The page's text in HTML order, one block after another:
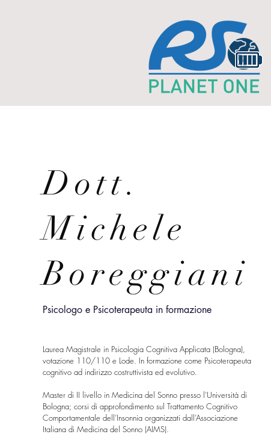
Dott.
Michele
Boreggiani
Psicologo e Psicoterapeuta in formazione
Laurea Magistrale in Psicologia Cognitiva Applicata (Bologna),
votazione 110/110 e Lode. In formazione come Psicoterapeuta
cognitivo ad indirizzo costruttivista ed evolutivo.
Master di II livello in Medicina del Sonno presso l’Università di
Bologna; corsi di approfondimento sul Trattamento Cognitivo
Comportamentale dell’Insonnia organizzati dall’Associazione
Italiana di Medicina del Sonno (AIMS).